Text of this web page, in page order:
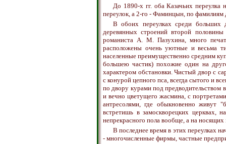
До 1890-х гг. оба Казачьих переулка
переулок, а 2-го - Фаминцын, по фамилиям
В обоих переулках среди больших
деревянных строений второй
романиста А. М. Пазухина, много
расположены очень уютные и весьма
населенные преимущественно средним
большею частик) похожие один на
характером обстановки. Чистый двор с
с конурой цепного пса, всегда сытого и
по двору курами под предводительством
и вечно цветущего жасмина, с
антресолями, где обыкновенно живут
встретишь в замоскворецких
непрекрасного пола вообще, а на
В последнее время в этих переулках
- многочисленные фирмы, частные